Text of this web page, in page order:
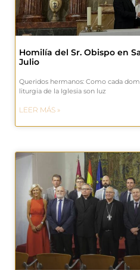
Homilía del Sr. Obispo en
Julio
Queridos hermanos: Como cada
liturgia de la Iglesia son luz
LEER MÁS »